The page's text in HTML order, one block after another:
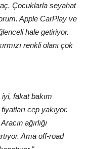
Çocuklarla seyahat
Apple CarPlay ve
hale getiriyor.
renkli olanı çok
fakat bakım
cep yakıyor.
ağırlığı
Ama off-road